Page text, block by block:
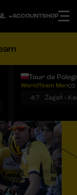
ACCOUNTSHOP
Tour de
WorldTeam Men03
4/7
Żagań ›